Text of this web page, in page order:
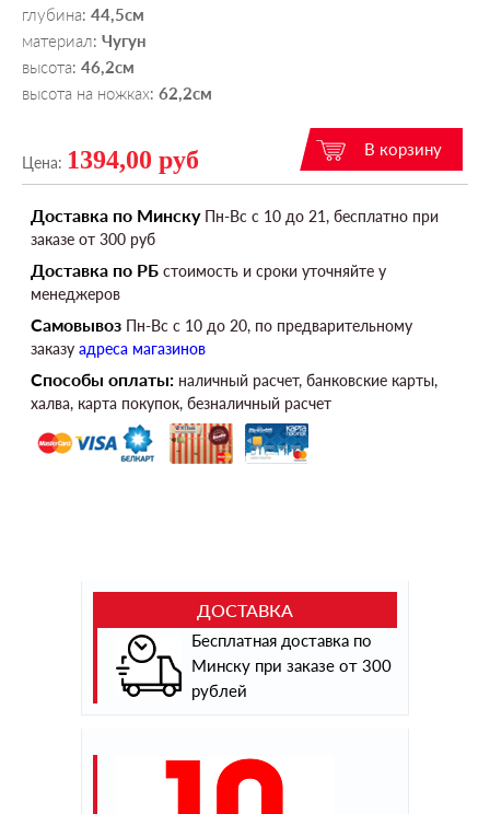
глубина: 44,5см
материал: Чугун
высота: 46,2см
высота на ножках: 62,2см
Цена: 1394,00 руб
Доставка по МинскуПн-Вс c 10 до 21, бесплатно при
заказе от 300 руб
Доставка по РБ стоимость и сроки уточняйте у
менеджеров
Самовывоз Пн-Вс c 10 до 20, по предварительному
заказу адреса магазинов
Способы оплаты: наличный расчет, банковские карты,
халва, карта покупок, безналичный расчет
ДОСТАВКА
Бесплатная доставка по
Минску при заказе от 300
рублей